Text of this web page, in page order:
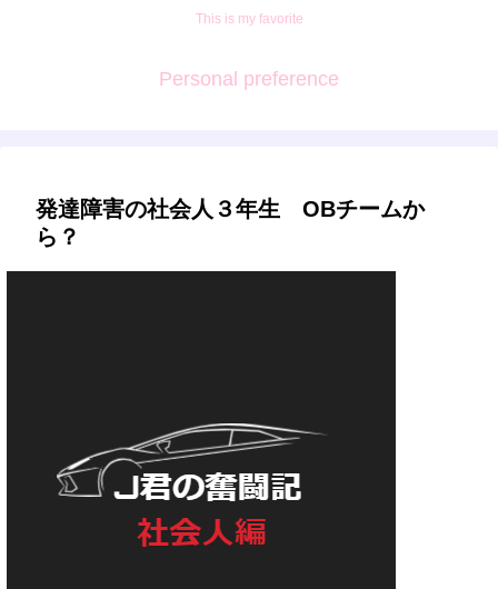
This is my favorite
Personal preference
発達障害の社会人３年生 OBチームか
ら？